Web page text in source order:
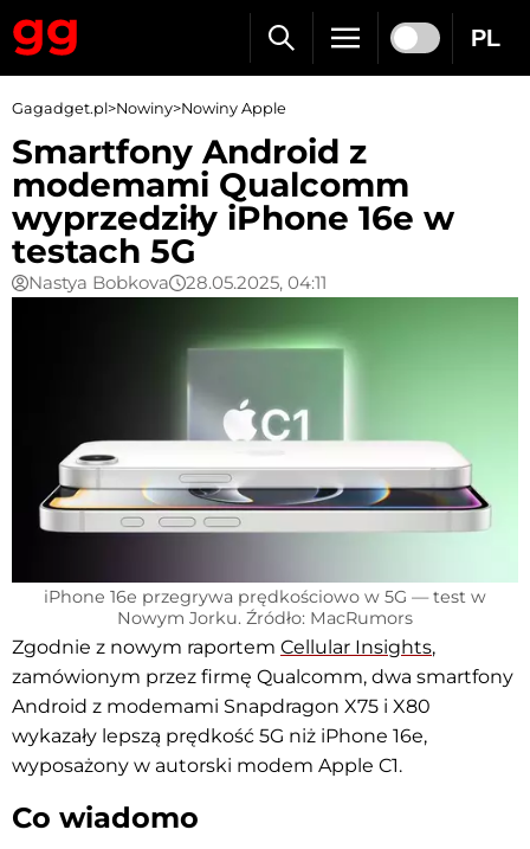
PL
Gagadget.pl>Nowiny>Nowiny Apple
Smartfony Android z
modemami Qualcomm
wyprzedziły iPhone 16e w
testach 5G
Nastya Bobkova 28.05.2025, 04:11
iPhone 16e przegrywa prędkościowo w 5G — test w
Nowym Jorku. Źródło: MacRumors
Zgodnie z nowym raportem Cellular Insights,
zamówionym przez firmę Qualcomm, dwa smartfony
Android z modemami Snapdragon X75 i X80
wykazały lepszą prędkość 5G niż iPhone 16e,
wyposażony w autorski modem Apple C1.
Co wiadomo